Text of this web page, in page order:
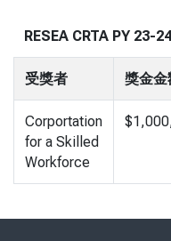
RESEA CRTA PY 23-
受獎者 獎金金
Corportation
for a Skilled
Workforce